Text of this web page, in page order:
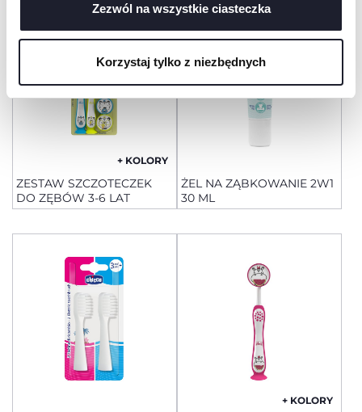
zgodę na używanie wyłącznie technicznych plików
cookie, które są niezbędne dla żądanej usługi.
Zezwól na wszystkie ciasteczka
Korzystaj tylko z niezbędnych
+ KOLORY
ZESTAW SZCZOTECZEK
DO ZĘBÓW 3-6 LAT
ŻEL NA ZĄBKOWANIE 2W1
30 ML
+ KOLORY